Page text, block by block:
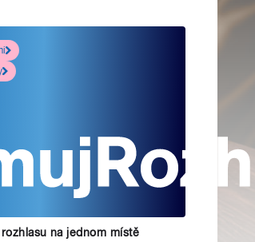
na jednom místě